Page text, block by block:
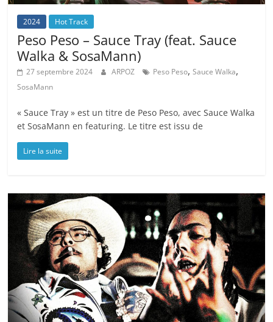
2024 Hot Track
Peso Peso – Sauce Tray (feat. Sauce
Walka & SosaMann)
27 septembre 2024 ARPOZ Peso Peso,Sauce Walka,
SosaMann
« Sauce Tray » est un titre de Peso Peso, avec Sauce Walka
et SosaMann en featuring. Le titre est issu de
Lire la suite